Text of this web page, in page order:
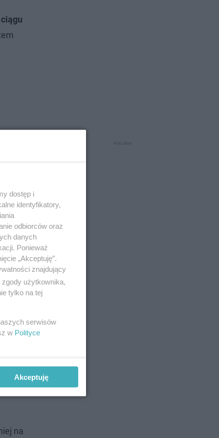
na
dostęp i
identyfikatory,
odbiorców oraz
danych
Ponieważ
„Akceptuję”.
znajdujący
użytkownika,
tylko na tej
serwisów
w Polityce
Akceptuję